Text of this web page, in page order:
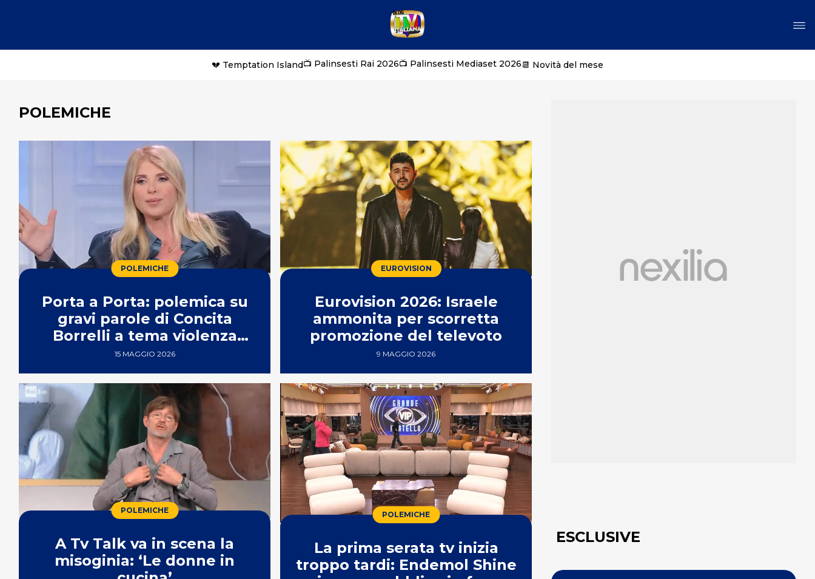
💔 Temptation Island📺 Palinsesti Rai 2026📺 Palinsesti Mediaset 2026📆 Novità del mese
POLEMICHE
POLEMICHE
Porta a Porta: polemica su
gravi parole di Concita
Borrelli a tema violenza
sessuale
15 MAGGIO 2026
EUROVISION
Eurovision 2026: Israele
ammonita per scorretta
promozione del televoto
9 MAGGIO 2026
POLEMICHE
A Tv Talk va in scena la
misoginia: ‘Le donne in
POLEMICHE
La prima serata tv inizia
troppo tardi: Endemol Shine
ESCLUSIVE